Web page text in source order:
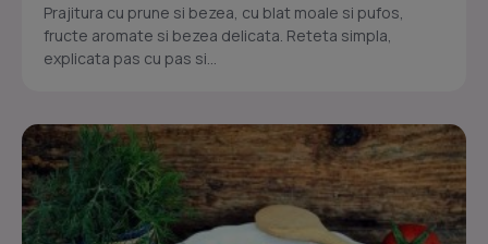
Prajitura cu prune si bezea, cu blat moale si pufos,
fructe aromate si bezea delicata. Reteta simpla,
explicata pas cu pas si...